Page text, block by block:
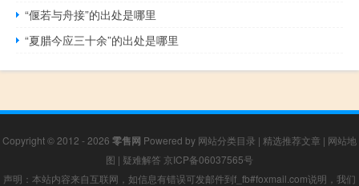
“偃若与舟接”的出处是哪里
“夏腊今应三十余”的出处是哪里
Copyright © 2012 - 2026 零售网 Powered by 网站分类目录 | 精选推荐文章 | 网站地
图 | 疑难解答 京ICP备06037565号
声明：本站内容来自互联网，如信息有错误可发邮件到f_fb#foxmail.com说明，我们